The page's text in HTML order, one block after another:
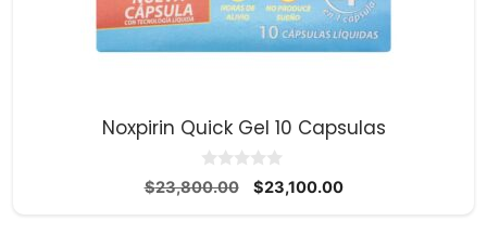
Noxpirin Quick Gel 10 Capsulas
0
d
$23,800.00
El
$23,100.00El